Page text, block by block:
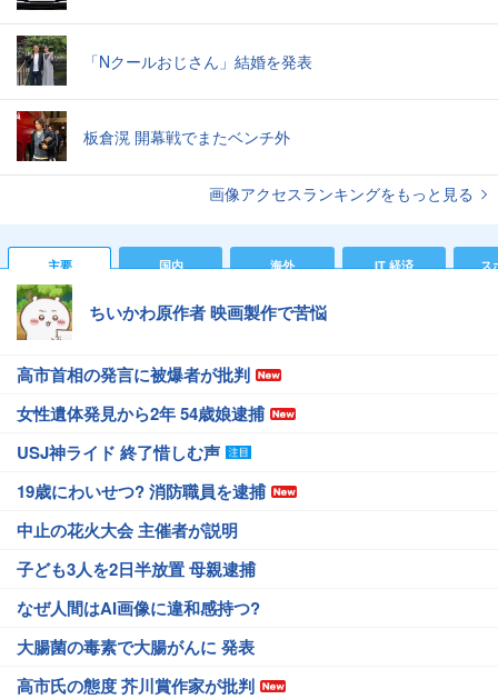
「Nクールおじさん」結婚を発表
板倉滉 開幕戦でまたベンチ外
画像アクセスランキングをもっと見る
主要 国内 海外 IT 経済 ス
ちいかわ原作者 映画製作で苦悩
高市首相の発言に被爆者が批判
女性遺体発見から2年 54歳娘逮捕
USJ神ライド 終了惜しむ声
19歳にわいせつ? 消防職員を逮捕
中止の花火大会 主催者が説明
子ども3人を2日半放置 母親逮捕
なぜ人間はAI画像に違和感持つ?
大腸菌の毒素で大腸がんに 発表
高市氏の態度 芥川賞作家が批判